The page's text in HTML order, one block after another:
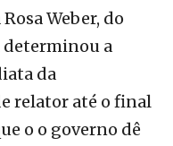
Weber, do
determinou a
da
relator até o final
o o governo dê